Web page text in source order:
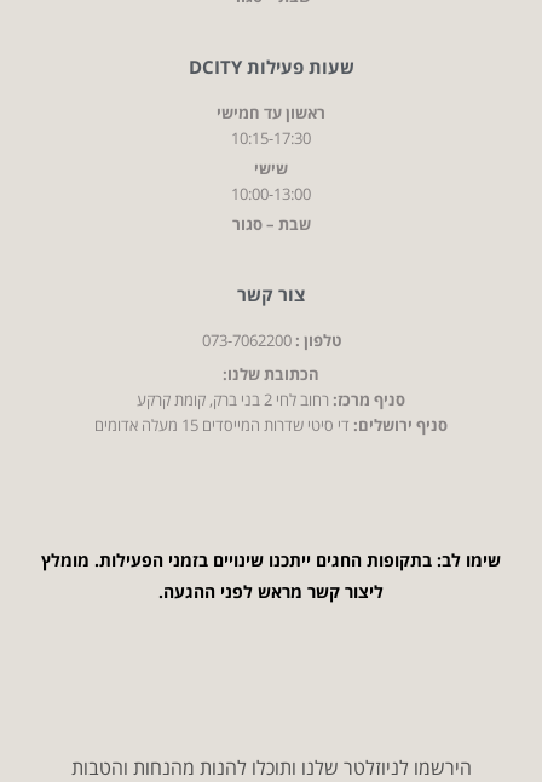
שעות פעילות DCITY
ראשון עד חמישי
10:15-17:30
שישי
10:00-13:00
שבת – סגור
צור קשר
טלפון : 073-7062200
הכתובת שלנו:
סניף מרכז: רחוב לחי 2 בני ברק, קומת קרקע
סניף ירושלים: די סיטי שדרות המייסדים 15 מעלה אדומים
שימו לב: בתקופות החגים ייתכנו שינויים בזמני הפעילות. מומלץ
ליצור קשר מראש לפני ההגעה.
הירשמו לניוזלטר שלנו ותוכלו להנות מהנחות והטבות